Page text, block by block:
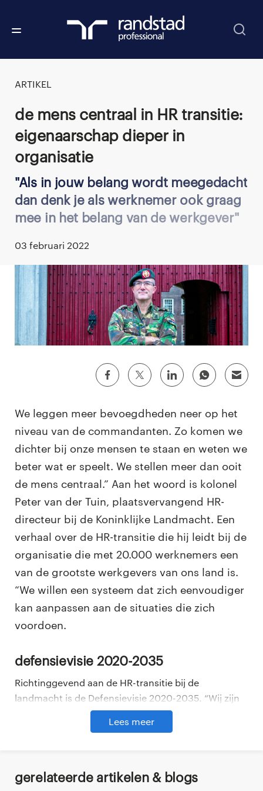
ARTIKEL
De mens centraal in HR transitie:
eigenaarschap dieper in
organisatie
Als in jouw belang wordt meegedacht
dan denk je als werknemer ook graag
mee in het belang van de werkgever
03 februari 2022
We leggen meer bevoegdheden neer op het
niveau van de commandanten. Zo komen we
dichter bij onze mensen te staan en weten we
beter wat er speelt. We stellen meer dan ooit
de mens centraal.” Aan het woord is kolonel
Peter van der Tuin, plaatsvervangend HR-
directeur bij de Koninklijke Landmacht. Een
verhaal over de HR-transitie die hij leidt bij de
organisatie die met 20.000 werknemers een
van de grootste werkgevers van ons land is.
“We willen een systeem dat zich eenvoudiger
kan aanpassen aan de situaties die zich
voordoen.
Defensievisie 2020-2035
Richtinggevend aan de HR-transitie bij de
landmacht is de Defensievisie 2020-2035. “Wij zijn
als landmacht onderdeel van de krijgsmacht en die
heeft vorig jaar haar nieuwe visie gepresenteerd.
eigenschappen en tien inrichtingsprincipes”, vertelt
Lees meer
Gerelateerde artikelen & blogs